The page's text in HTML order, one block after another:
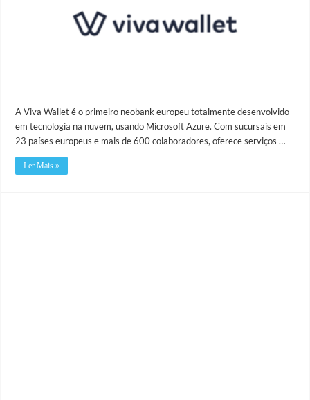
A Viva Wallet é o primeiro neobank europeu totalmente desenvolvido
em tecnologia na nuvem, usando Microsoft Azure. Com sucursais em
23 países europeus e mais de 600 colaboradores, oferece serviços …
Ler Mais »